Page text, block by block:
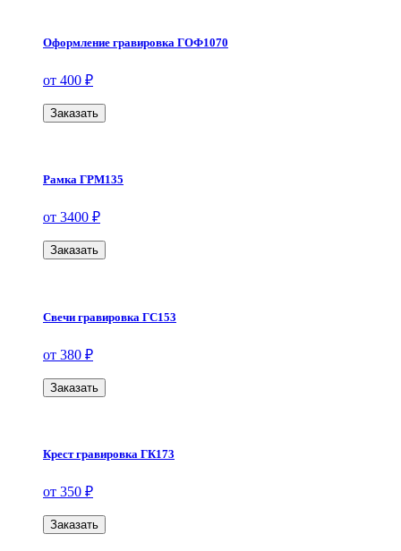
Оформление гравировка ГОФ1070
от 400 ₽
Заказать
Рамка ГРМ135
от 3400 ₽
Заказать
Свечи гравировка ГС153
от 380 ₽
Заказать
Крест гравировка ГК173
от 350 ₽
Заказать